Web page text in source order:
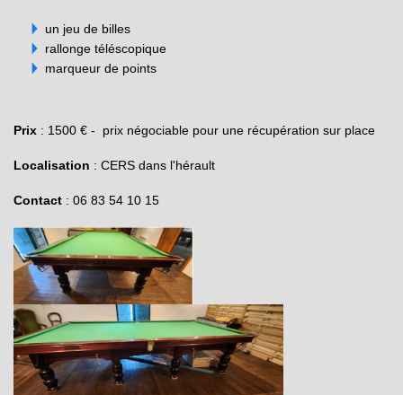
un jeu de billes
rallonge téléscopique
marqueur de points
Prix : 1500 € - prix négociable pour une récupération sur place
Localisation : CERS dans l'hérault
Contact : 06 83 54 10 15